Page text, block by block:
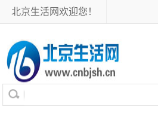
北京生活网欢迎您！